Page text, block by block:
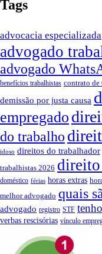
Tags
advocacia especializada
advogado
advogado
benefícios trabalhistas contrato de
demissão por justa causa
empregado
do trabalho
idoso direitos do trabalhador
trabalhistas 2026
doméstico férias horas extras
melhor advogado quais
advogado registro STF
verbas rescisórias vínculo